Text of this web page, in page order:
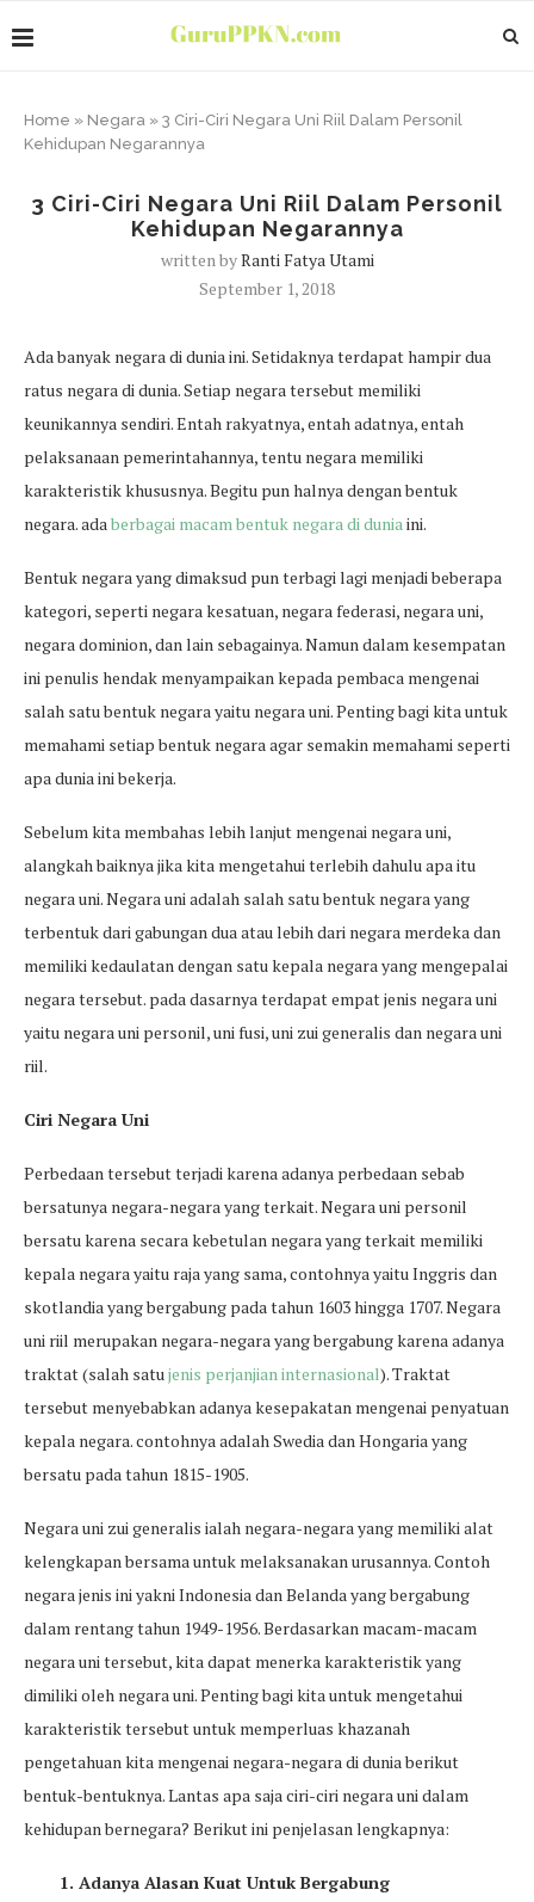
Home » Negara » 3 Ciri-Ciri Negara Uni Riil Dalam Personil
Kehidupan Negarannya
3 Ciri-Ciri Negara Uni Riil Dalam Personil
Kehidupan Negarannya
written byRanti Fatya Utami
September 1, 2018
Ada banyak negara di dunia ini. Setidaknya terdapat hampir dua
ratus negara di dunia. Setiap negara tersebut memiliki
keunikannya sendiri. Entah rakyatnya, entah adatnya, entah
pelaksanaan pemerintahannya, tentu negara memiliki
karakteristik khususnya. Begitu pun halnya dengan bentuk
negara. adaberbagai macam bentuk negara di duniaini.
Bentuk negara yang dimaksud pun terbagi lagi menjadi beberapa
kategori, seperti negara kesatuan, negara federasi, negara uni,
negara dominion, dan lain sebagainya. Namun dalam kesempatan
ini penulis hendak menyampaikan kepada pembaca mengenai
salah satu bentuk negara yaitu negara uni. Penting bagi kita untuk
memahami setiap bentuk negara agar semakin memahami seperti
apa dunia ini bekerja.
Sebelum kita membahas lebih lanjut mengenai negara uni,
alangkah baiknya jika kita mengetahui terlebih dahulu apa itu
negara uni. Negara uni adalah salah satu bentuk negara yang
terbentuk dari gabungan dua atau lebih dari negara merdeka dan
memiliki kedaulatan dengan satu kepala negara yang mengepalai
negara tersebut. pada dasarnya terdapat empat jenis negara uni
yaitu negara uni personil, uni fusi, uni zui generalis dan negara uni
riil.
Ciri Negara Uni
Perbedaan tersebut terjadi karena adanya perbedaan sebab
bersatunya negara-negara yang terkait. Negara uni personil
bersatu karena secara kebetulan negara yang terkait memiliki
kepala negara yaitu raja yang sama, contohnya yaitu Inggris dan
skotlandia yang bergabung pada tahun 1603 hingga 1707. Negara
uni riil merupakan negara-negara yang bergabung karena adanya
traktat (salah satujenis perjanjian internasional). Traktat
tersebut menyebabkan adanya kesepakatan mengenai penyatuan
kepala negara. contohnya adalah Swedia dan Hongaria yang
bersatu pada tahun 1815-1905.
Negara uni zui generalis ialah negara-negara yang memiliki alat
kelengkapan bersama untuk melaksanakan urusannya. Contoh
negara jenis ini yakni Indonesia dan Belanda yang bergabung
dalam rentang tahun 1949-1956. Berdasarkan macam-macam
negara uni tersebut, kita dapat menerka karakteristik yang
dimiliki oleh negara uni. Penting bagi kita untuk mengetahui
karakteristik tersebut untuk memperluas khazanah
pengetahuan kita mengenai negara-negara di dunia berikut
bentuk-bentuknya. Lantas apa saja ciri-ciri negara uni dalam
kehidupan bernegara? Berikut ini penjelasan lengkapnya:
1. Adanya Alasan Kuat Untuk Bergabung